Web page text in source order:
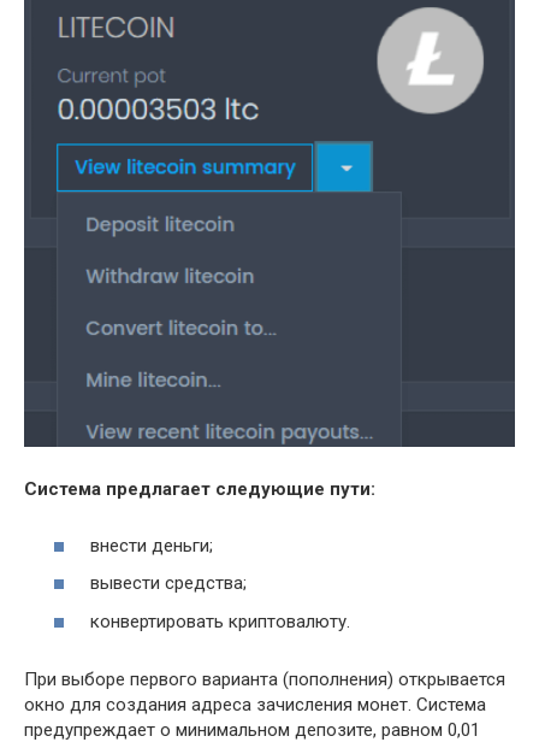
Система предлагает следующие пути:
внести деньги;
вывести средства;
конвертировать криптовалюту.
При выборе первого варианта (пополнения) открывается
окно для создания адреса зачисления монет. Система
предупреждает о минимальном депозите, равном 0,01